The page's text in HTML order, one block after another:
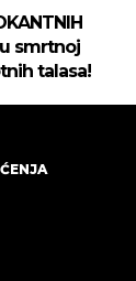
smrtnoj
talasa!